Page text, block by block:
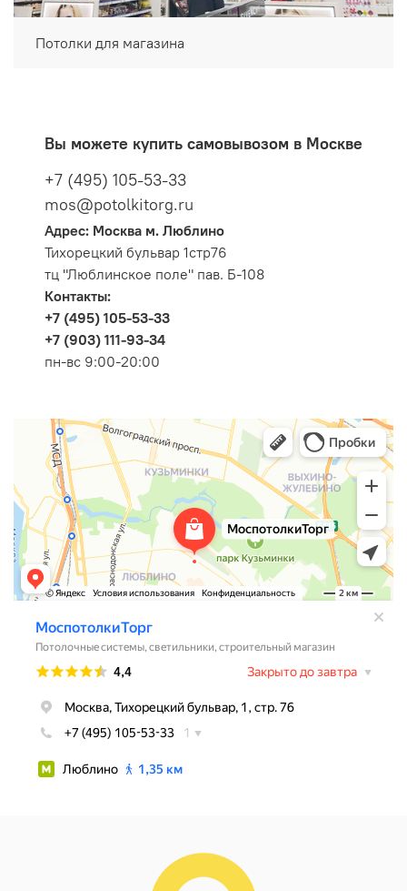
Потолки для магазина
Вы можете купить самовывозом в Москве
+7 (495) 105-53-33
mos@potolkitorg.ru
Адрес: Москва м. Люблино
Тихорецкий бульвар 1стр76
тц "Люблинское поле" пав. Б-108
Контакты:
+7 (495) 105-53-33
+7 (903) 111-93-34
пн-вс 9:00-20:00